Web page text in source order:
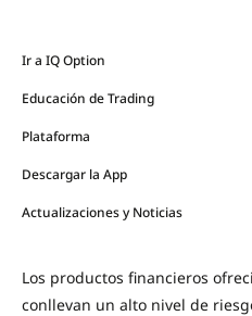
Ir a IQ Option
Educación de Trading
Plataforma
Descargar la App
Actualizaciones y Noticias
Los productos financieros
conllevan un alto nivel de